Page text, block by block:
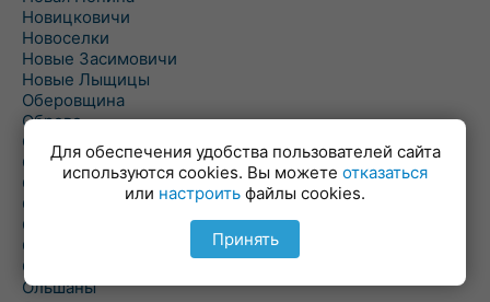
Новицковичи
Новоселки
Новые Засимовичи
Новые Лыщицы
Оберовщина
Оброво
Огаревичи
Одрижин
Оздамичи
Озяты
Олтуш
Ольманы
Ольпень
Ольшаны
Для обеспечения удобства пользователей сайта
используются cookies. Вы можете отказаться
или настроить файлы cookies.
Принять